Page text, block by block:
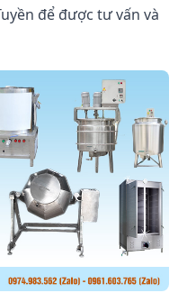
để được tư vấn và